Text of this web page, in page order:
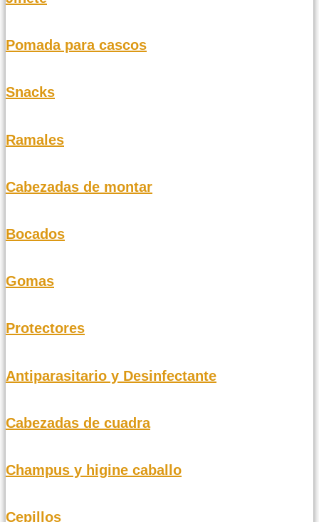
Pomada para cascos
Snacks
Ramales
Cabezadas de montar
Bocados
Gomas
Protectores
Antiparasitario y Desinfectante
Cabezadas de cuadra
Champus y higine caballo
Cepillos